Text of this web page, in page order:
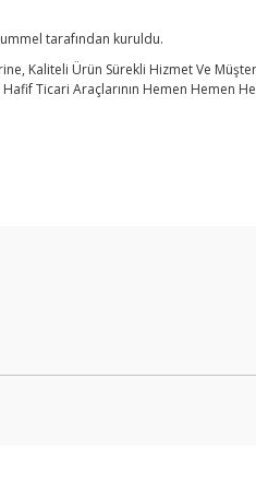
tarafından kuruldu.
Kaliteli Ürün Sürekli Hizmet Ve
Ticari Araçlarının Hemen Hemen